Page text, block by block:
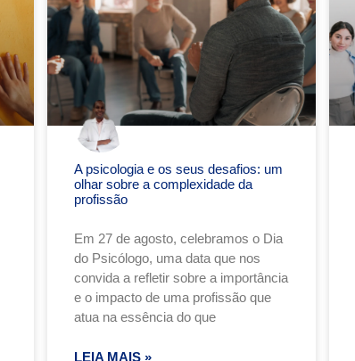
A psicologia e os seus desafios: um
olhar sobre a complexidade da
profissão
Em 27 de agosto, celebramos o Dia
do Psicólogo, uma data que nos
convida a refletir sobre a importância
e o impacto de uma profissão que
atua na essência do que
LEIA MAIS »